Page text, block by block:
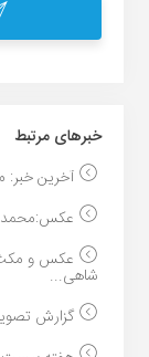
خبر‌های مرتبط
آخرین
عکس:محمد
عکس و
شاهی...
گزارش